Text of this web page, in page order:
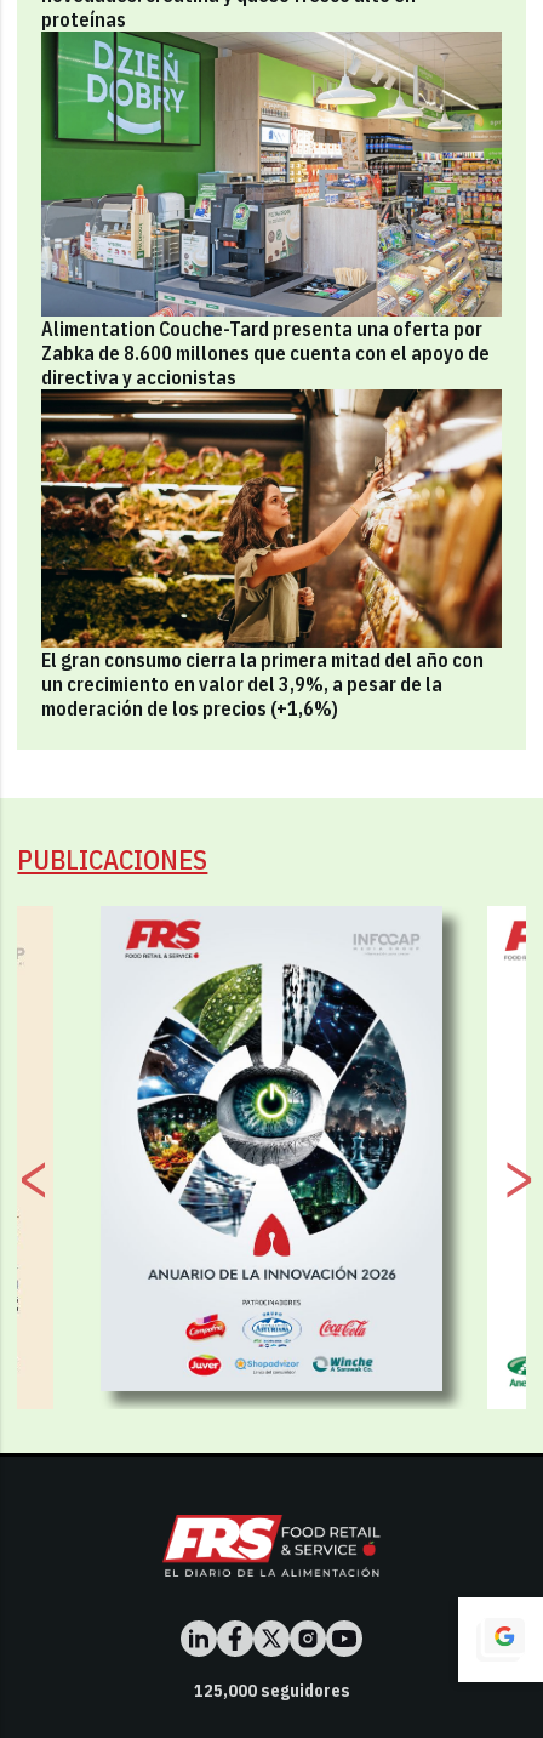
proteínas
Alimentation Couche-Tard presenta una oferta por
Zabka de 8.600 millones que cuenta con el apoyo de
directiva y accionistas
El gran consumo cierra la primera mitad del año con
un crecimiento en valor del 3,9%, a pesar de la
moderación de los precios (+1,6%)
PUBLICACIONES
125,000seguidores